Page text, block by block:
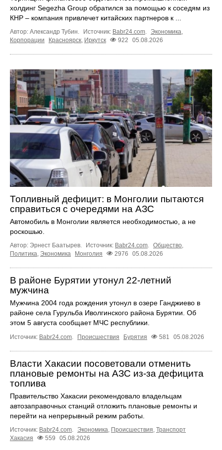
холдинг Segezha Group обратился за помощью к соседям из
КНР – компания привлечет китайских партнеров к ...
Автор: Александр Тубин. Источник: Babr24.com. Экономика,
Корпорации
Красноярск, Иркутск 922 05.08.2026
Топливный дефицит: в Монголии пытаются
справиться с очередями на АЗС
Автомобиль в Монголии является необходимостью, а не
роскошью.
Автор: Эрнест Баатырев. Источник: Babr24.com Общество
Политика Экономика Монголия 2976 05.08.2026
В районе Бурятии утонул 22-летний
мужчина
Мужчина 2004 года рождения утонул в озере Ганджиево в
районе села Гурульба Иволгинского района Бурятии. Об
этом 5 августа сообщает МЧС республики.
Источник: Babr24.com Происшествия Бурятия 581 05.08.2026
Власти Хакасии посоветовали отменить
плановые ремонты на АЗС из-за дефицита
топлива
Правительство Хакасии рекомендовало владельцам
автозаправочных станций отложить плановые ремонты и
перейти на непрерывный режим работы.
Источник: Babr24.com Экономика Происшествия Транспорт
Хакасия
559 05.08.2026